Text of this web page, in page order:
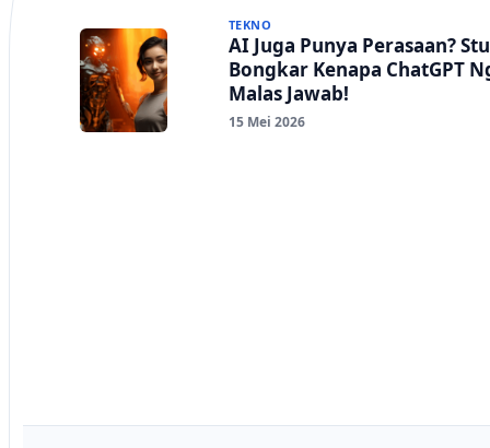
TEKNO
AI Juga Punya Perasaan?
Bongkar Kenapa ChatGPT
Malas Jawab!
15 Mei 2026